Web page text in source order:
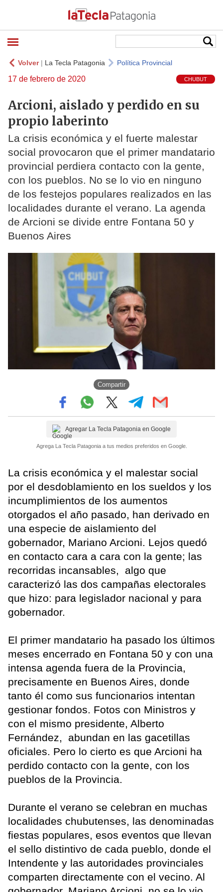
Volver| La Tecla Patagonia Política Provincial
17 de febrero de 2020 CHUBUT
Arcioni, aislado y perdido en su
propio laberinto
La crisis económica y el fuerte malestar
social provocaron que el primer mandatario
provincial perdiera contacto con la gente,
con los pueblos. No se lo vio en ninguno
de los festejos populares realizados en las
localidades durante el verano. La agenda
de Arcioni se divide entre Fontana 50 y
Buenos Aires
Compartir
Agregar La Tecla Patagonia en Google
Agrega La Tecla Patagonia a tus medios preferidos en Google.
La crisis económica y el malestar social
por el desdoblamiento en los sueldos y los
incumplimientos de los aumentos
otorgados el año pasado, han derivado en
una especie de aislamiento del
gobernador, Mariano Arcioni. Lejos quedó
en contacto cara a cara con la gente; las
recorridas incansables, algo que
caracterizó las dos campañas electorales
que hizo: para legislador nacional y para
gobernador.
El primer mandatario ha pasado los últimos
meses encerrado en Fontana 50 y con una
intensa agenda fuera de la Provincia,
precisamente en Buenos Aires, donde
tanto él como sus funcionarios intentan
gestionar fondos. Fotos con Ministros y
con el mismo presidente, Alberto
Fernández, abundan en las gacetillas
oficiales. Pero lo cierto es que Arcioni ha
perdido contacto con la gente, con los
pueblos de la Provincia.
Durante el verano se celebran en muchas
localidades chubutenses, las denominadas
fiestas populares, esos eventos que llevan
el sello distintivo de cada pueblo, donde el
Intendente y las autoridades provinciales
comparten directamente con el vecino. Al